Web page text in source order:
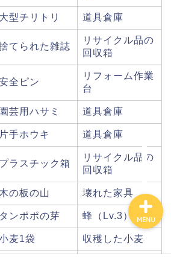
大型チリトリ 道具倉庫
てられた雑誌
リサイクル品の
回収箱
全ピン
リフォーム作業
台
園芸用ハサミ 道具倉庫
片手ホウキ 道具倉庫
プラスチック箱
リサイクル品の
回収箱
木の板の山 壊れた家具
タンポポの芽 蜂（Lv.3）
麦1袋 収穫した小麦
MENU
お問い合わせ